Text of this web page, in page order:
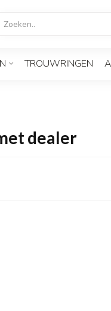
TROUWRINGEN
dealer